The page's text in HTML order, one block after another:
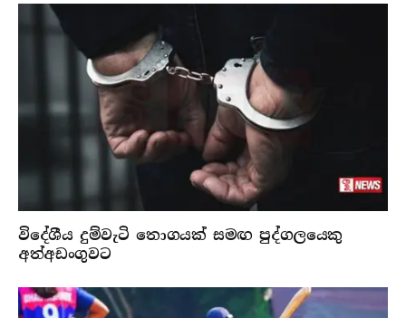
විදේශීය දුම්වැටි තොගයක් සමඟ පුද්ගලයෙකු
අත්අඩංගුවට